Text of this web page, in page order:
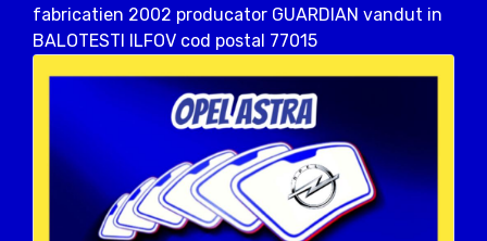
fabricatien 2002 producator GUARDIAN vandut in
BALOTESTI ILFOV cod postal 77015